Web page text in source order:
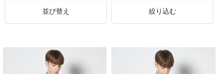
並び替え 絞り込む